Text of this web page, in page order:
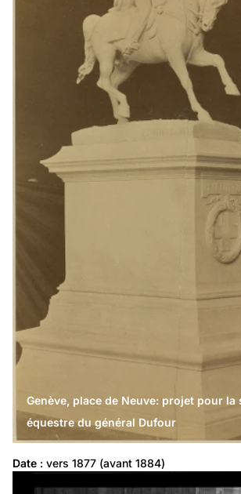
Genève, place de Neuve: projet pour la
équestre du général Dufour
Date : vers 1877 (avant 1884)